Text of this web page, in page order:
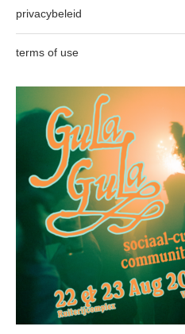
privacybeleid
terms of use